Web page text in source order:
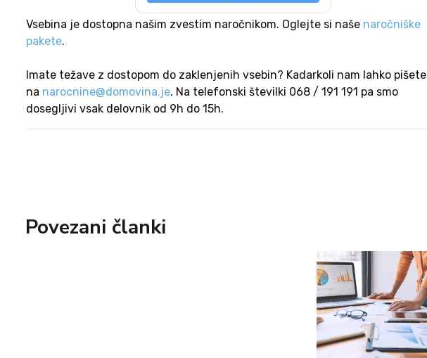
Vsebina je dostopna našim zvestim naročnikom. Oglejte si naše naročniške
pakete.
Imate težave z dostopom do zaklenjenih vsebin? Kadarkoli nam lahko pišete
na narocnine@domovina.je. Na telefonski številki 068 / 191 191 pa smo
dosegljivi vsak delovnik od 9h do 15h.
Povezani članki